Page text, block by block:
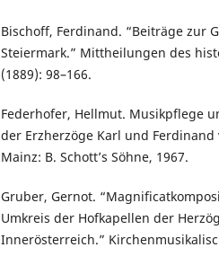
Bischoff, Ferdinand. “Beiträge zur
Steiermark.” Mittheilungen des
(1889): 98–166.
Federhofer, Hellmut. Musikpflege
der Erzherzöge Karl und
Mainz: B. Schott’s Söhne, 1967.
Gruber, Gernot.
Umkreis der Hofkapellen der
Innerösterreich.”